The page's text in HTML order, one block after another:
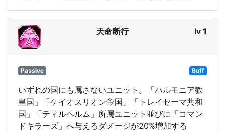
天命断行 lv 1
Passive Buff
いずれの国にも属さないユニット。「ハルモニア教
皇国」「ケイオスリオン帝国」「トレイセーマ共和
国」「ティルヘルム」所属ユニット並びに「コマン
ドキラーズ」へ与えるダメージが20%増加する